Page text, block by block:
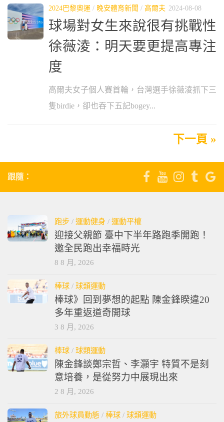
2024巴黎奧運 / 晚安體育新聞 / 高爾夫 2024-08-08
球場對女生來說很有挑戰性
徐薇淩：明天要更提高專注
度
高爾夫女子個人賽首輪，台灣選手徐薇淩抓下三
隻birdie，卻也吞下五記bogey...
下一頁 »
跟隨：
跑步 / 運動健身 / 運動平權
迎接父親節 臺中下半年路跑季開跑！
邀全民跑出幸福時光
8 8 月, 2026
棒球 / 球類運動
棒球》回到夢想的起點 陳金鋒睽違20
多年重返道奇開球
3 8 月, 2026
棒球 / 球類運動
陳金鋒談鄭宗哲、李灝宇 特質不是刻
意培養，是從努力中展現出來
2 8 月, 2026
旅外球員動態 / 棒球 / 球類運動